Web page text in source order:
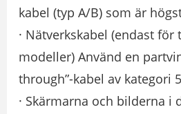
kabel (typ A/B) som är
· Nätverkskabel (endast för
modeller) Använd en
through”-kabel av kategori
· Skärmarna och bilderna i